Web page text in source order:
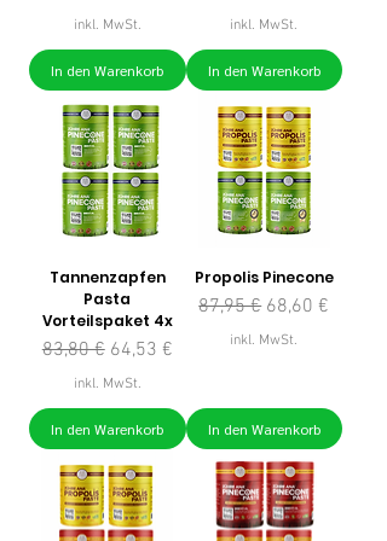
inkl. MwSt.
In den Warenkorb
inkl. MwSt.
In den Warenkorb
Tannenzapfen
Pasta
Vorteilspaket 4x
Standardpreis
83,80 € Sale-Preis
64,53 €
inkl. MwSt.
In den Warenkorb
Propolis Pinecone
Standardpreis
87,95 € Sale-Preis
68,60 €
inkl. MwSt.
In den Warenkorb